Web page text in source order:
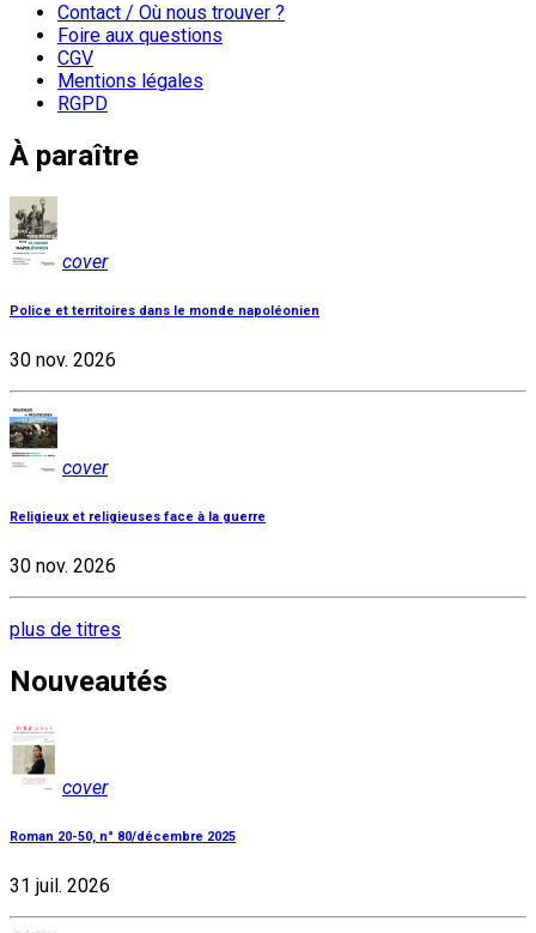
Contact / Où nous trouver ?
Foire aux questions
CGV
Mentions légales
RGPD
À paraître
cover
Police et territoires dans le monde napoléonien
30 nov. 2026
cover
Religieux et religieuses face à la guerre
30 nov. 2026
plus de titres
Nouveautés
cover
Roman 20-50, n° 80/décembre 2025
31 juil. 2026